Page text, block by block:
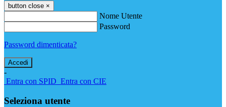
button close ×
Nome Utente
Password
Password dimenticata?
-
Entra con SPID Entra con CIE
Seleziona utente